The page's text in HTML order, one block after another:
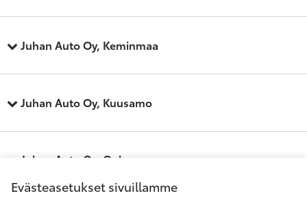
Juhan Auto Oy, Keminmaa
Juhan Auto Oy, Kuusamo
Juhan Auto Oy, Oulu
Evästeasetukset sivuillamme